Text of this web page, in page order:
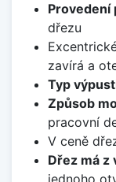
Provedení
dřezu
zavírá a
Typ
Způsob
pracovní
V ceně
Dřez má z